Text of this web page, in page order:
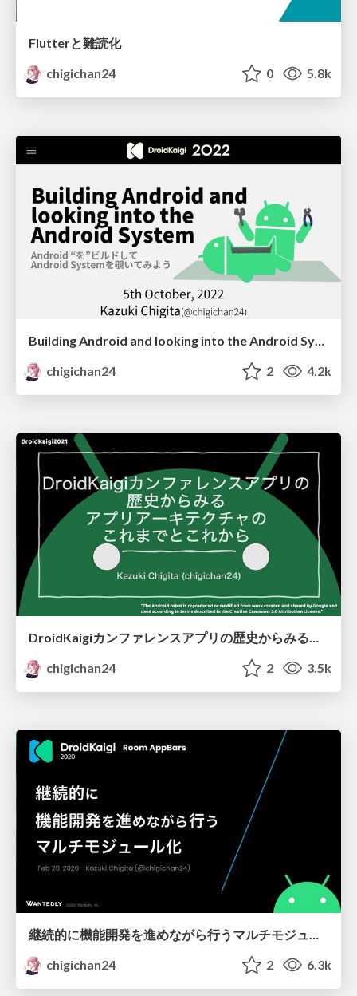
Flutterと難読化
chigichan24
0 5.8k
chigichan24
2 4.2k
DroidKaigiカンファレンスアプリの歴史からみるアプリアーキテクチャのこれまでとこれから
chigichan24
2 3.5k
継続的に機能開発を進めながら行うマルチモジュール化
chigichan24
2 6.3k